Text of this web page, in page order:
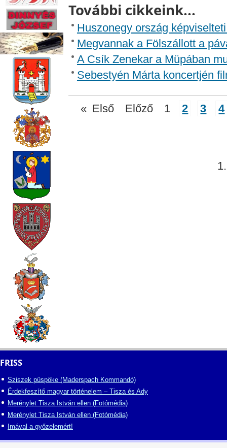
További cikkeink...
Huszonegy ország
Megvannak a Fölszállott a
A Csík Zenekar a Müpában
Sebestyén Márta koncertjén
« Első Előző 1 2 3 4
FRISS
Sziszek püspöke (Maderspach Kommandó)
Érdekfeszítő magyar történelem – Tisza és Ady
Merénylet Tisza István ellen (Fotómédia)
Merénylet Tisza István ellen (Fotómédia)
Imával a győzelemért!